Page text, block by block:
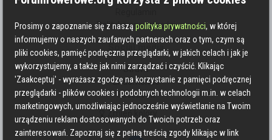
Polityka prywatności
Social media
Strava
Endomondo
Facebook
Zmień kolory
Prosimy o zapoznanie się z nasząpolityka prywatności, w której
informujemy o naszych zaufanych partnerach oraz o tym, czym są
pliki cookies, pamięć podręczna przeglądarki, w jakich celach i jak je
wykorzystujemy, a także jak nimi zarządzać i czyścić. Klikając
'Zaakceptuj' - wyrażasz zgodzę na korzystanie z pamięci podręcznej
przeglądarki - plików cookies i podobnych technologii m.in. w celach
marketingowych, umożliwiając jednocześnie wyświetlanie na Twoim
urządzeniu reklam dostosowanych do Twoich potrzeb oraz
zainteresowań. Zapoznaj się z pełną treścią zgody klikając w link